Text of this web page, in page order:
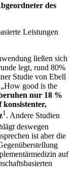
des
Leistungen
ließen sich
legt, rund 80%
Studie von Ebell
good is the
nur 18 %
konsistenter,
1 . Andere Studien
deswegen
ist aber die
auf